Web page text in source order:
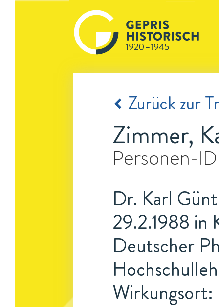
Zurück zur
Zimmer,
Personen-
Dr. Karl
29.2.1988 in
Deutscher